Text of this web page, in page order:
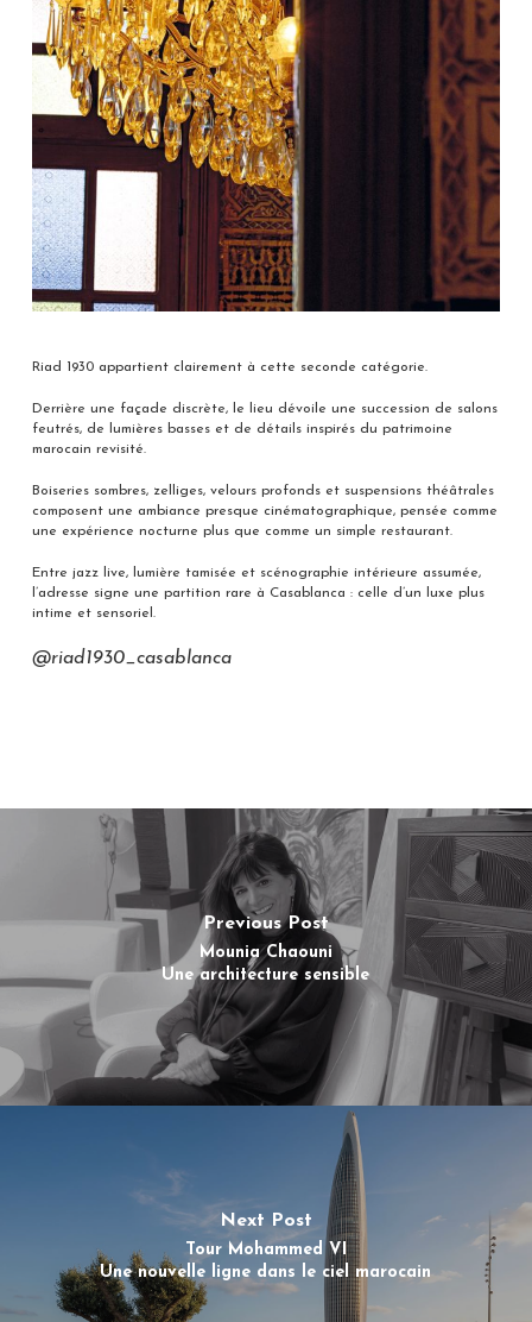
Riad 1930 appartient clairement à cette seconde catégorie.
Derrière une façade discrète, le lieu dévoile une succession de salons
feutrés, de lumières basses et de détails inspirés du patrimoine
marocain revisité.
Boiseries sombres, zelliges, velours profonds et suspensions théâtrales
composent une ambiance presque cinématographique, pensée comme
une expérience nocturne plus que comme un simple restaurant.
Entre jazz live, lumière tamisée et scénographie intérieure assumée,
l’adresse signe une partition rare à Casablanca : celle d’un luxe plus
intime et sensoriel.
@riad1930_casablanca
Previous Post
Mounia Chaouni
Une architecture sensible
Next Post
Tour Mohammed VI
Une nouvelle ligne dans le ciel marocain